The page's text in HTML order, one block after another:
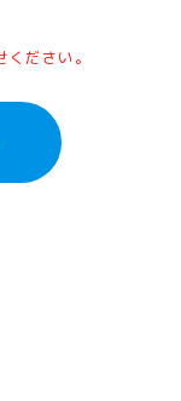
ださい。